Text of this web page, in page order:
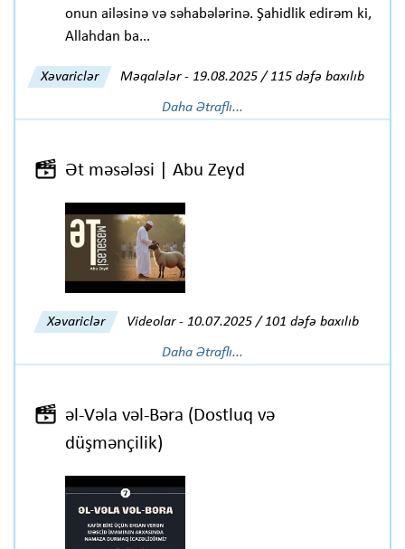
onun ailəsinə və səhabələrinə. Şahidlik edirəm ki,
Allahdan ba...
Xəvariclər Məqalələr- 19.08.2025 / 115 dəfə baxılıb
Daha Ətraflı...
Ət məsələsi | Abu Zeyd
Xəvariclər Videolar- 10.07.2025 / 101 dəfə baxılıb
Daha Ətraflı...
əl-Vəla vəl-Bəra (Dostluq və
düşmənçilik)